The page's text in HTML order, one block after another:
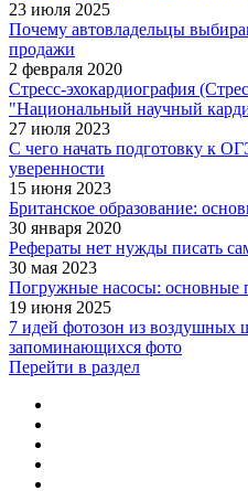
23 июля 2025
Почему автовладельцы
продажи
2 февраля 2020
Стресс-эхокардиография
"Национальный научный
27 июля 2023
С чего начать подготовку к
уверенности
15 июня 2023
Британское образование:
30 января 2020
Рефераты нет нужды писать
30 мая 2023
Погружные насосы: основные
19 июня 2025
7 идей фотозон из воздушных
запоминающихся фото
Перейти в раздел